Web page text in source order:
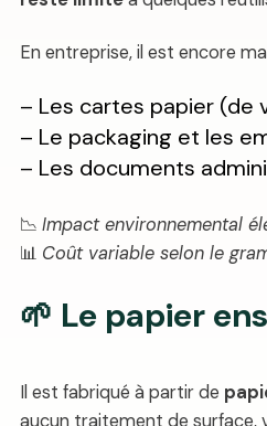
En entreprise, il est encore
– Les cartes papier (de
– Le packaging et les
– Les documents
📉 Impact environnemental
📊 Coût variable selon le
🌱 Le papier
Il est fabriqué à partir de
aucun traitement de surface,